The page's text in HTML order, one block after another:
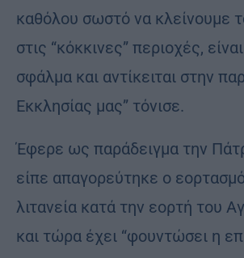
καθόλου σωστό να κλείνουμε
στις “κόκκινες” περιοχές,
σφάλμα και αντίκειται στην
Εκκλησίας μας” τόνισε.
Έφερε ως παράδειγμα την
είπε απαγορεύτηκε ο
λιτανεία κατά την εορτή του
και τώρα έχει “φουντώσει η